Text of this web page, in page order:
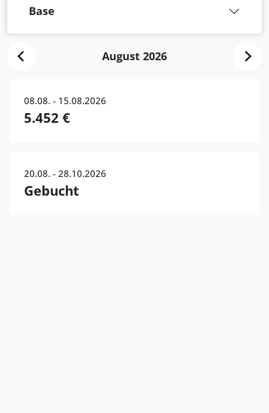
Base
August 2026
08.08. - 15.08.2026
5.452 €
20.08. - 28.10.2026
Gebucht